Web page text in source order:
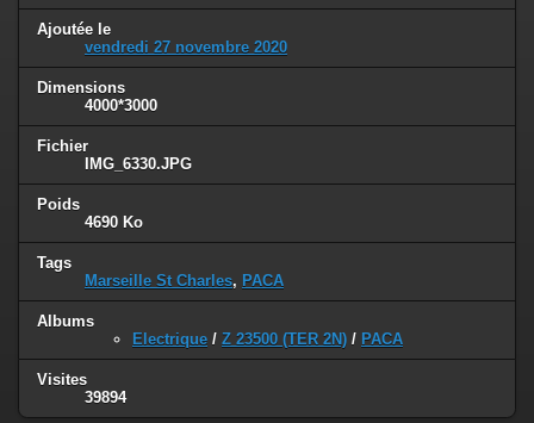
Ajoutée le
vendredi 27 novembre 2020
Dimensions
4000*3000
Fichier
IMG_6330.JPG
Poids
4690 Ko
Tags
Marseille St Charles, PACA
Albums
Electrique / Z 23500 (TER 2N) / PACA
Visites
39894